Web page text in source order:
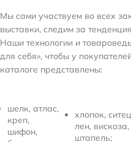
Мы сами участвуем во всех
выставки, следим за
Наши технологии и
для себя», чтобы у
каталоге представлены:
шелк, атлас,
креп,
шифон,
хлопок,
лен, вискоза,
штапель;